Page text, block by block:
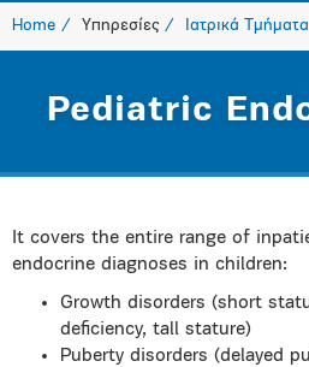
Home Υπηρεσίες Ιατρικά
Pediatric
It covers the entire range of
endocrine diagnoses in children:
Growth disorders (short
deficiency, tall stature)
Puberty disorders (delayed